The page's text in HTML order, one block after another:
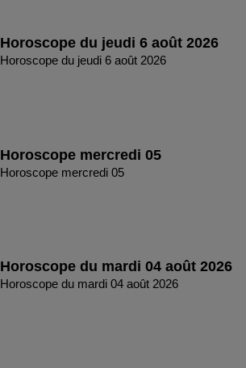
Horoscope du jeudi 6 août 2026
Horoscope du jeudi 6 août 2026
Horoscope mercredi 05
Horoscope mercredi 05
Horoscope du mardi 04 août 2026
Horoscope du mardi 04 août 2026